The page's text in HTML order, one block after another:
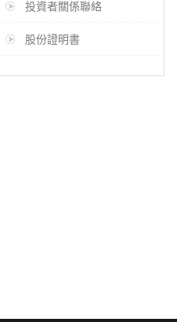
投資者關係聯絡
股份證明書